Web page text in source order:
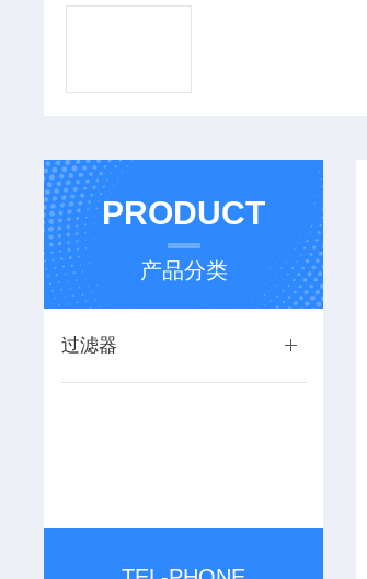
PRODUCT
产品分类
过滤器